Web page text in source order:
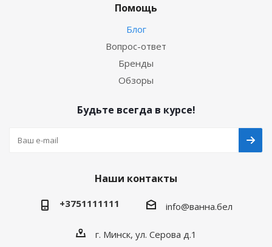
Помощь
Блог
Вопрос-ответ
Бренды
Обзоры
Будьте всегда в курсе!
Наши контакты
+3751111111 info@ванна.бел
г. Минск, ул. Серова д.1